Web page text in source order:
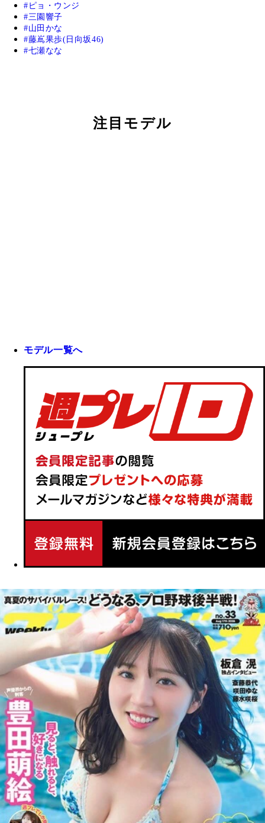
ピョ・ウンジ
三園響子
山田かな
藤嶌果歩(日向坂46)
七瀬なな
注目モデル
モデル一覧へ